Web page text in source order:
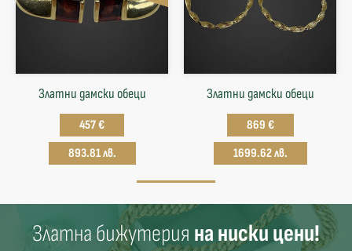
Златни дамски обеци
457 €
893.81 лв.
Златни дамски обеци
869 €
1699.62 лв.
Златна бижутерия на ниски цени!